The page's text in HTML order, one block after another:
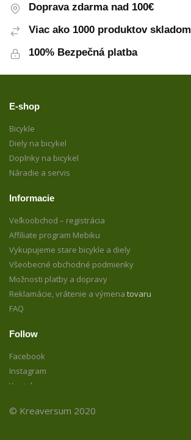
Doprava zdarma nad 100€
Viac ako 1000 produktov skladom
100% Bezpečná platba
E-shop
Bicykle
Diely na bicykel
Doplnky na bicykel
Náradie a servis
Informacie
Veľkoobchod – registrácia
Affiliate program Mebiku
Vykupujeme stare bicykle a diely
Všeobecné obchodné podmienky
Možnosti platby a dopravy
Reklamácie, vrátenie a výmena tovaru
FAQ
Follow
Facebook
Instagram
Youtube
© Kreaversum 2020